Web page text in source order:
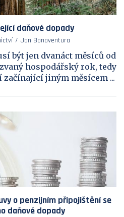
daňové dopady
Jan Bonaventura
být jen dvanáct měsíců od
hospodářský rok, tedy
začínající jiným měsícem ...
o penzijním připojištění se
daňové dopady